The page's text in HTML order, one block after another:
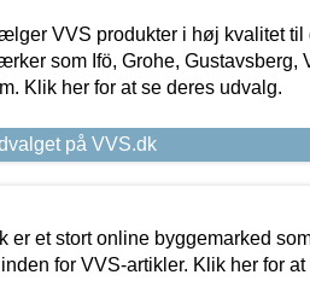
VVS produkter i høj kvalitet til
som Ifö, Grohe, Gustavsberg,
Klik her for at se deres udvalg.
på VVS.dk
er et stort online byggemarked
for VVS-artikler. Klik her for